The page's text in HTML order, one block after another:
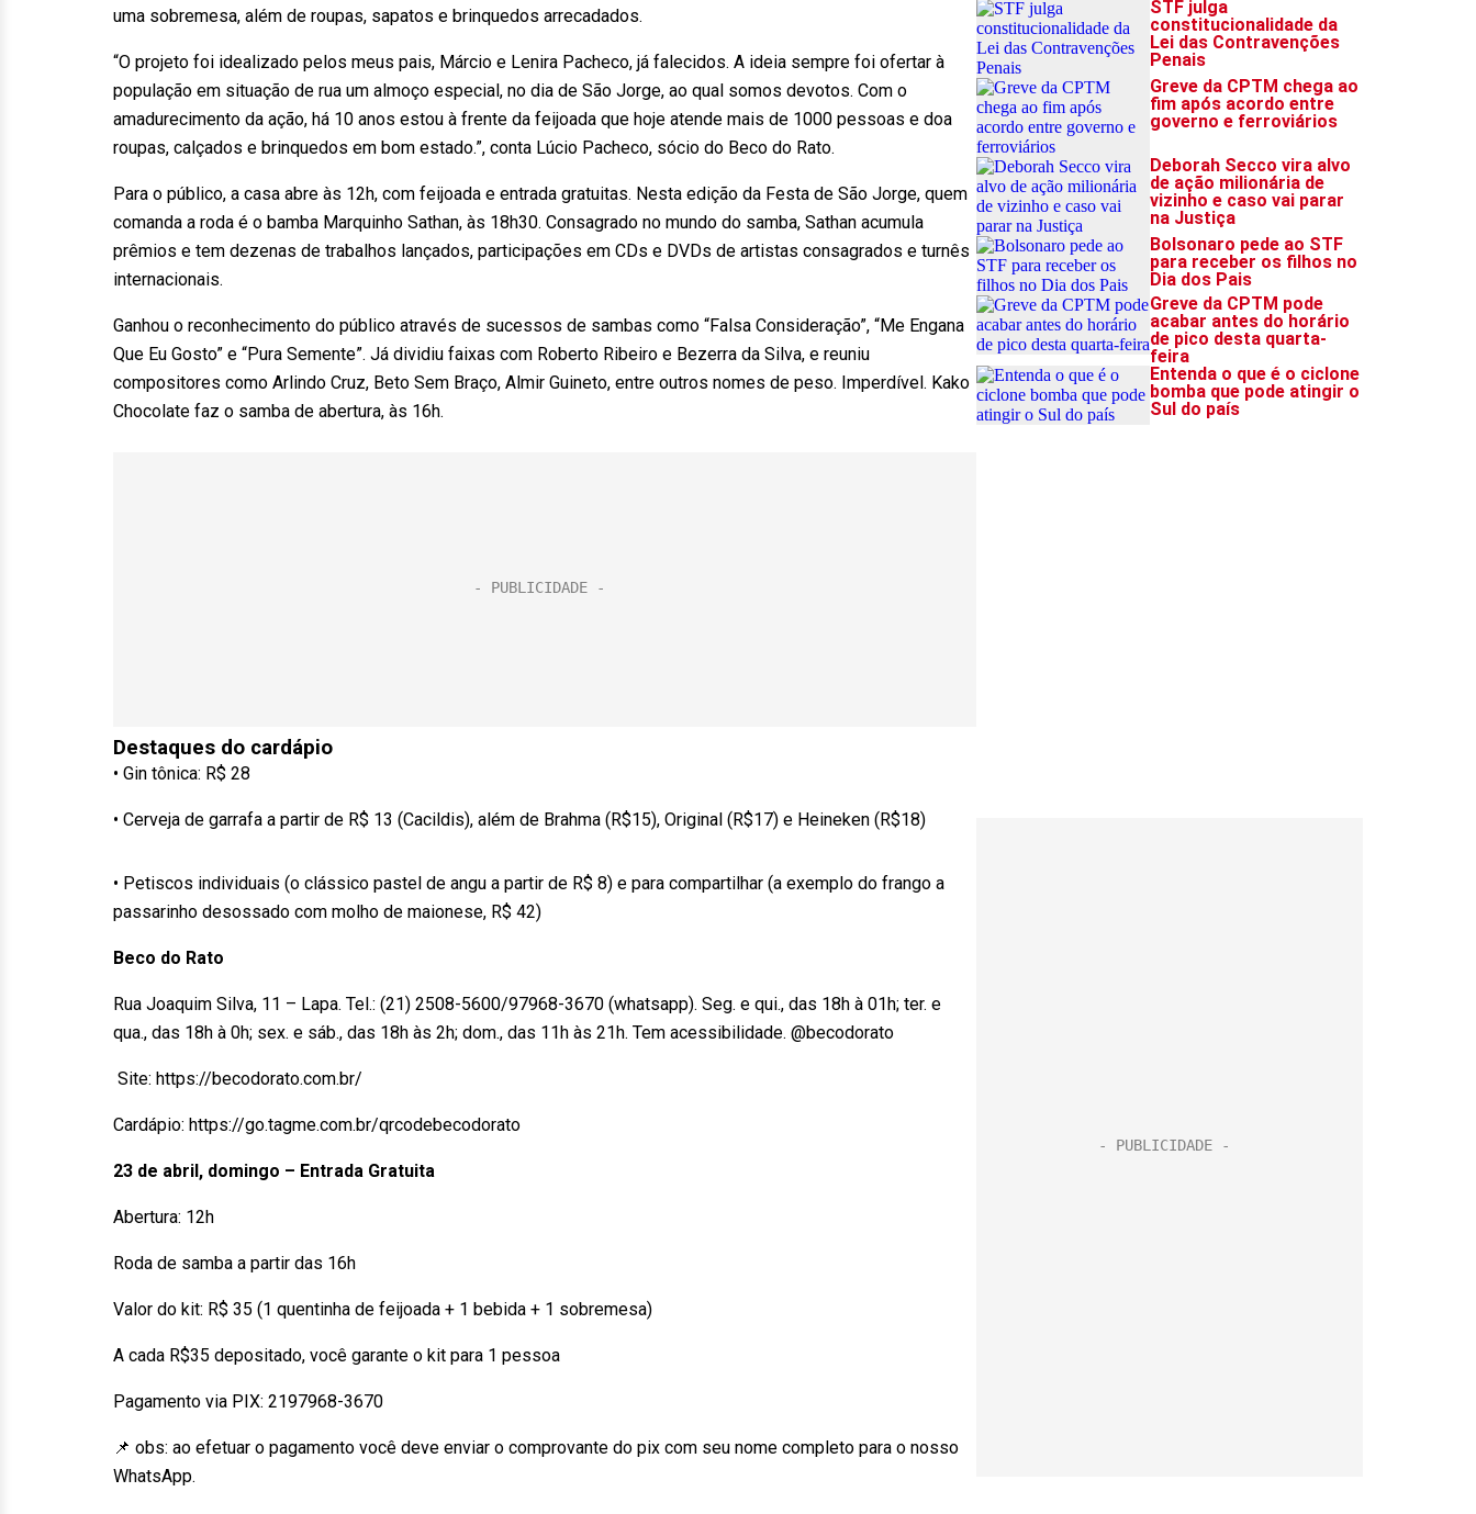
uma sobremesa, além de roupas, sapatos e brinquedos arrecadados.
“O projeto foi idealizado pelos meus pais, Márcio e Lenira Pacheco, já falecidos. A ideia sempre foi ofertar à
população em situação de rua um almoço especial, no dia de São Jorge, ao qual somos devotos. Com o
amadurecimento da ação, há 10 anos estou à frente da feijoada que hoje atende mais de 1000 pessoas e doa
roupas, calçados e brinquedos em bom estado.”, conta Lúcio Pacheco, sócio do Beco do Rato.
Para o público, a casa abre às 12h, com feijoada e entrada gratuitas. Nesta edição da Festa de São Jorge, quem
comanda a roda é o bamba Marquinho Sathan, às 18h30. Consagrado no mundo do samba, Sathan acumula
prêmios e tem dezenas de trabalhos lançados, participações em CDs e DVDs de artistas consagrados e turnês
internacionais.
Ganhou o reconhecimento do público através de sucessos de sambas como “Falsa Consideração”, “Me Engana
Que Eu Gosto” e “Pura Semente”. Já dividiu faixas com Roberto Ribeiro e Bezerra da Silva, e reuniu
compositores como Arlindo Cruz, Beto Sem Braço, Almir Guineto, entre outros nomes de peso. Imperdível. Kako
Chocolate faz o samba de abertura, às 16h.
Destaques do cardápio
• Gin tônica: R$ 28
• Cerveja de garrafa a partir de R$ 13 (Cacildis), além de Brahma (R$15), Original (R$17) e Heineken (R$18)
• Petiscos individuais (o clássico pastel de angu a partir de R$ 8) e para compartilhar (a exemplo do frango a
passarinho desossado com molho de maionese, R$ 42)
Beco do Rato
Rua Joaquim Silva, 11 – Lapa. Tel.: (21) 2508-5600/97968-3670 (whatsapp). Seg. e qui., das 18h à 01h; ter. e
qua., das 18h à 0h; sex. e sáb., das 18h às 2h; dom., das 11h às 21h. Tem acessibilidade. @becodorato
Site: https://becodorato.com.br/
Cardápio: https://go.tagme.com.br/qrcodebecodorato
23 de abril, domingo – Entrada Gratuita
Abertura: 12h
Roda de samba a partir das 16h
Valor do kit: R$ 35 (1 quentinha de feijoada + 1 bebida + 1 sobremesa)
A cada R$35 depositado, você garante o kit para 1 pessoa
Pagamento via PIX: 2197968-3670
📌 obs: ao efetuar o pagamento você deve enviar o comprovante do pix com seu nome completo para o nosso
WhatsApp.